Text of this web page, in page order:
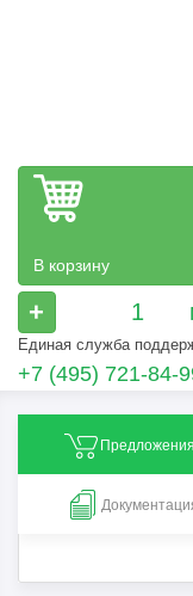
В корзину
+
Единая служба
+7 (495) 721-84-